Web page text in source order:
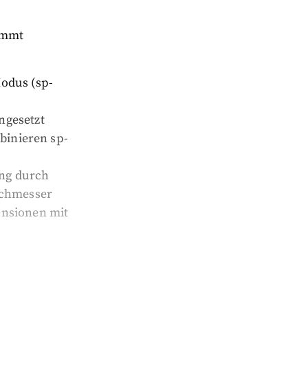
(sp-
sp-
durch
mit